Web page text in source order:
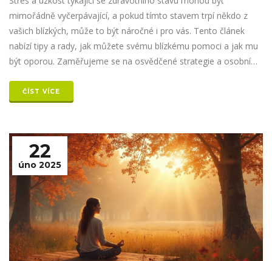
mimořádně vyčerpávající, a pokud tímto stavem trpí někdo z
vašich blízkých, může to být náročné i pro vás. Tento článek
nabízí tipy a rady, jak můžete svému blízkému pomoci a jak mu
být oporou. Zaměřujeme se na osvědčené strategie a osobní
a kdy je vhodné vyhledat odbornou pomoc. Rozptýlení mýtů a
jasné kroky od nás, abyste společně zvládli tuto výzvu.
ČÍST VÍCE
22
úno 2025